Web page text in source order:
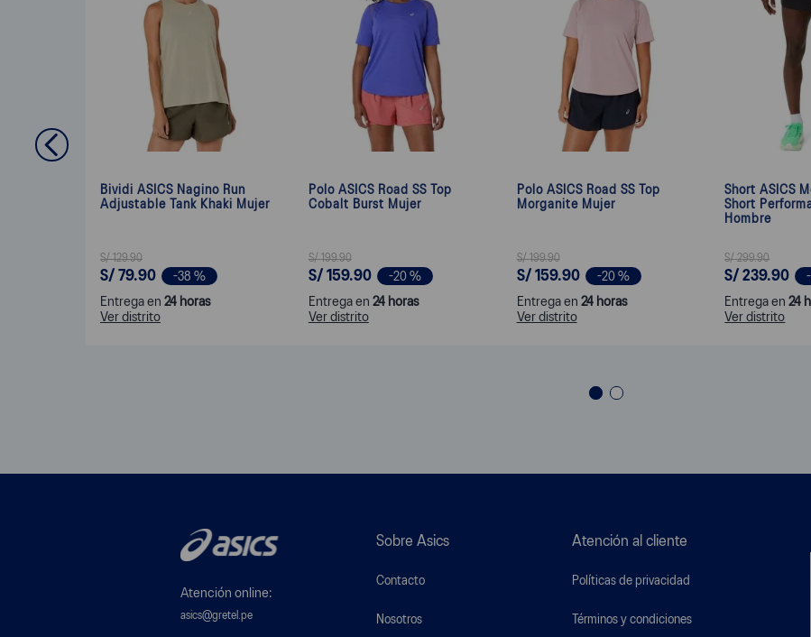
Bividi ASICS Nagino Run
Adjustable Tank Khaki Mujer
S/ 129.90
S/ 79.90 -38 %
Entrega en 24 horas
Ver distrito
Polo ASICS Road SS Top
Cobalt Burst Mujer
S/ 199.90
S/ 159.90 -20 %
Entrega en 24 horas
Ver distrito
Polo ASICS Road SS Top
Morganite Mujer
S/ 199.90
S/ 159.90 -20 %
Entrega en 24 horas
Ver distrito
Short ASICS
Short
Hombre
S/ 299.90
S/ 239.90 -
Entrega en24
Ver distrito
Atención online:
asics@gretel.pe
Sobre Asics
Contacto
Nosotros
Atención al cliente
Políticas de privacidad
Términos y condiciones